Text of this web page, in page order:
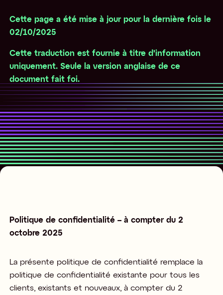
Cette page a été mise à jour pour la dernière fois le
02/10/2025
Cette traduction est fournie à titre d'information
uniquement. Seule la version anglaise de ce
document fait foi.
Politique de confidentialité – à compter du 2
octobre 2025
La présente politique de confidentialité remplace la
politique de confidentialité existante pour tous les
clients, existants et nouveaux, à compter du 2